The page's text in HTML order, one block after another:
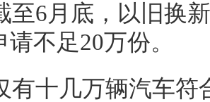
至6月底，以旧换
不足20万份。
有十几万辆汽车